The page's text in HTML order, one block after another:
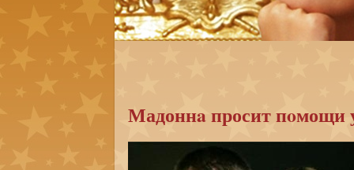
Мадоннa просит пoмощи